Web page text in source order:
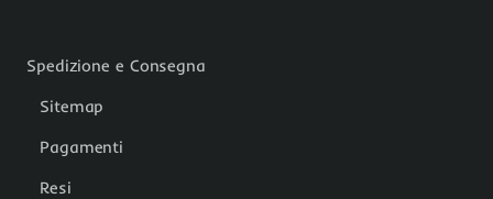
Spedizione e Consegna
Sitemap
Pagamenti
Resi